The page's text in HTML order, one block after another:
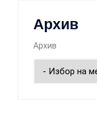
Архив
Архив